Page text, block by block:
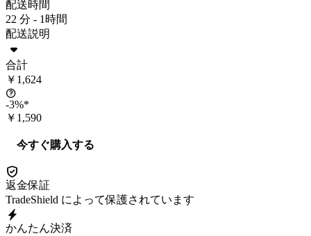
配送時間
22 分 - 1時間
配送説明
合計
￥1,624
-3%*
￥1,590
今すぐ購入する
返金保証
TradeShield によって保護されています
かんたん決済